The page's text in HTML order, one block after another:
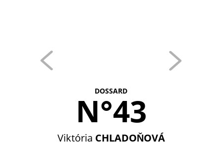
DOSSARD
N°43
Viktória CHLADOŇOVÁ